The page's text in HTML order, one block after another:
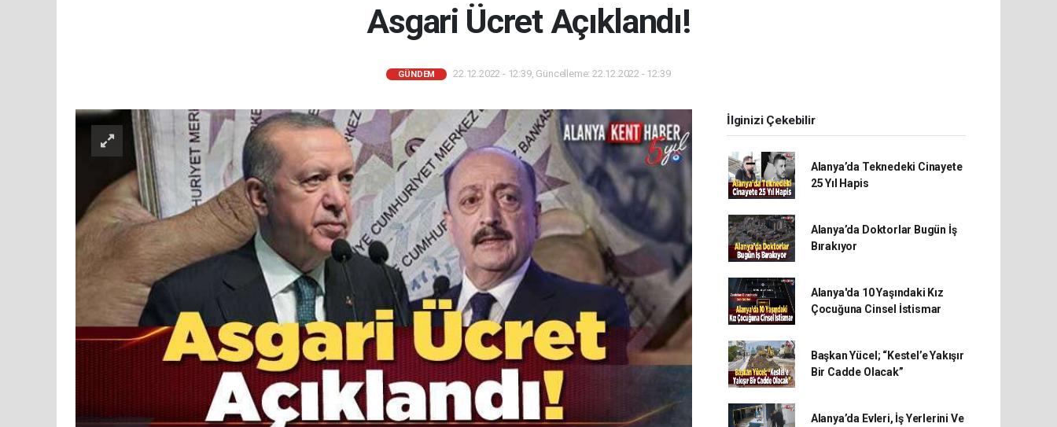
Asgari Ücret Açıklandı!
GÜNDEM 22.12.2022 - 12:39, Güncelleme: 22.12.2022 - 12:39
İlginizi Çekebilir
Alanya’da Teknedeki Cinayete
25 Yıl Hapis
Alanya’da Doktorlar Bugün İş
Bırakıyor
Alanya'da 10 Yaşındaki Kız
Çocuğuna Cinsel İstismar
Başkan Yücel; “Kestel’e Yakışır
Bir Cadde Olacak”
Alanya’da Evleri, İş Yerlerini Ve